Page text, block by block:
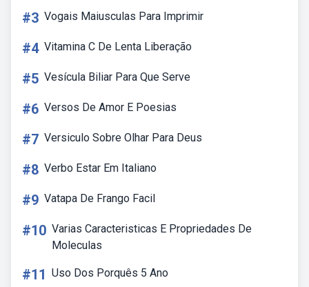
#3 Vogais Maiusculas Para Imprimir
#4 Vitamina C De Lenta Liberação
#5 Vesícula Biliar Para Que Serve
#6 Versos De Amor E Poesias
#7 Versiculo Sobre Olhar Para Deus
#8 Verbo Estar Em Italiano
#9 Vatapa De Frango Facil
#10 Varias Caracteristicas E Propriedades De
Moleculas
#11 Uso Dos Porquês 5 Ano